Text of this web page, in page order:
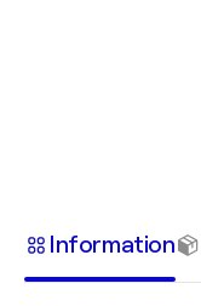
Information